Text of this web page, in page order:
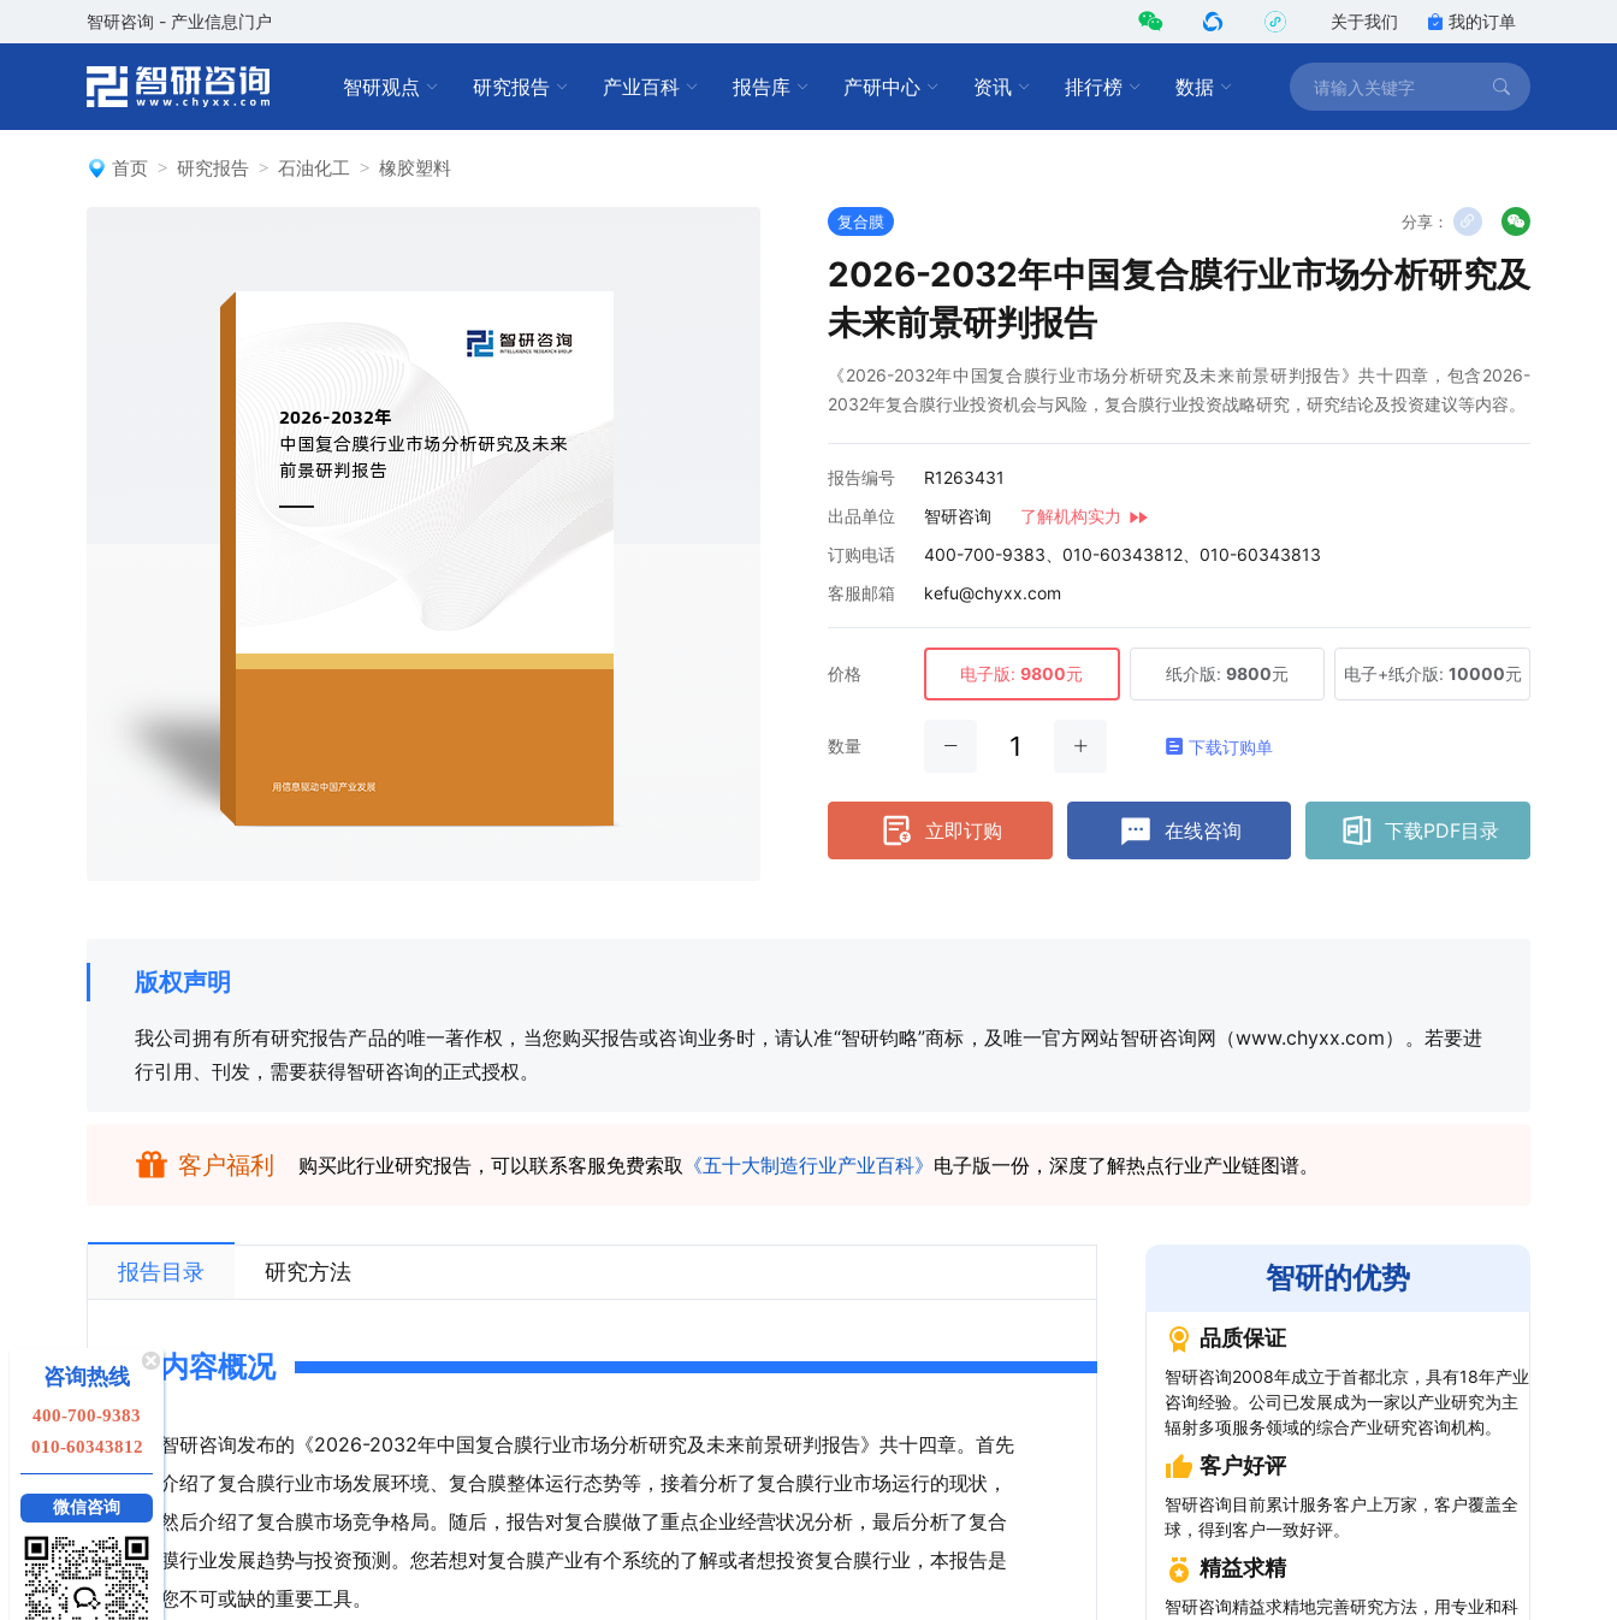
智研咨询 - 产业信息门户 关于我们 我的订单
智研观点 研究报告 产业百科 报告库 产研中心 资讯 排行榜 数据
首页 研究报告 石油化工 橡胶塑料
复合膜 分享：
2026-2032年中国复合膜行业市场分析研究及
未来前景研判报告
《2026-2032年中国复合膜行业市场分析研究及未来前景研判报告》共十四章，包含2026-
2032年复合膜行业投资机会与风险，复合膜行业投资战略研究，研究结论及投资建议等内容。
报告编号
R1263431
出品单位
智研咨询
了解机构实力
订购电话
400-700-9383、010-60343812、010-60343813
客服邮箱
kefu@chyxx.com
价格 电子版: 9800元 纸介版: 9800元 电子+纸介版: 10000元
数量 下载订购单
立即订购 在线咨询 下载PDF目录
版权声明
我公司拥有所有研究报告产品的唯一著作权，当您购买报告或咨询业务时，请认准“智研钧略”商标，及唯一官方网站智研咨询网（www.chyxx.com）。若要进
行引用、刊发，需要获得智研咨询的正式授权。
客户福利 购买此行业研究报告，可以联系客服免费索取 《五十大制造行业产业百科》 电子版一份，深度了解热点行业产业链图谱。
报告目录 研究方法
内容概况
智研咨询发布的《2026-2032年中国复合膜行业市场分析研究及未来前景研判报告》共十四章。首先
介绍了复合膜行业市场发展环境、复合膜整体运行态势等，接着分析了复合膜行业市场运行的现状，
然后介绍了复合膜市场竞争格局。随后，报告对复合膜做了重点企业经营状况分析，最后分析了复合
膜行业发展趋势与投资预测。您若想对复合膜产业有个系统的了解或者想投资复合膜行业，本报告是
您不可或缺的重要工具。
智研的优势
品质保证
智研咨询2008年成立于首都北京，具有18年产业
咨询经验。公司已发展成为一家以产业研究为主
辐射多项服务领域的综合产业研究咨询机构。
客户好评
智研咨询目前累计服务客户上万家，客户覆盖全
球，得到客户一致好评。
精益求精
智研咨询精益求精地完善研究方法，用专业和科
咨询热线
400-700-9383
010-60343812
微信咨询